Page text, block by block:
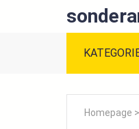
Homepage >